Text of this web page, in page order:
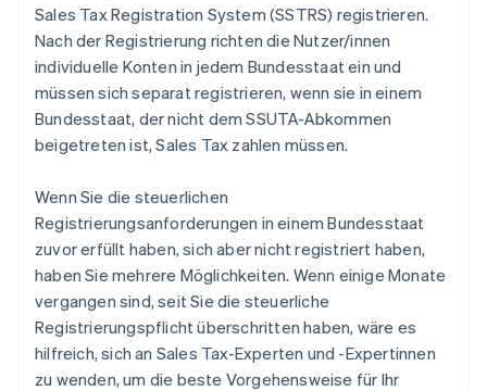
Sales Tax Registration System (SSTRS) registrieren.
Nach der Registrierung richten die Nutzer/innen
individuelle Konten in jedem Bundesstaat ein und
müssen sich separat registrieren, wenn sie in einem
Bundesstaat, der nicht dem SSUTA-Abkommen
beigetreten ist, Sales Tax zahlen müssen.
Wenn Sie die steuerlichen
Registrierungsanforderungen in einem Bundesstaat
zuvor erfüllt haben, sich aber nicht registriert haben,
haben Sie mehrere Möglichkeiten. Wenn einige Monate
vergangen sind, seit Sie die steuerliche
Registrierungspflicht überschritten haben, wäre es
hilfreich, sich an Sales Tax-Experten und -Expertinnen
zu wenden, um die beste Vorgehensweise für Ihr